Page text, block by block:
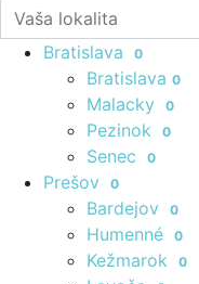
Bratislava
0
Bratislava 0
Malacky 0
Pezinok 0
Senec 0
Prešov 0
Bardejov 0
Humenné 0
Kežmarok 0